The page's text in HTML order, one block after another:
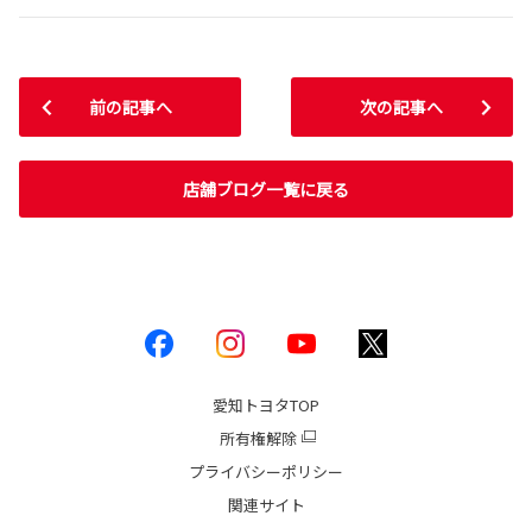
前の記事へ
店舗ブログ一覧に戻る
次の記事へ
愛知トヨタTOP
所有権解除
プライバシーポリシー
関連サイト